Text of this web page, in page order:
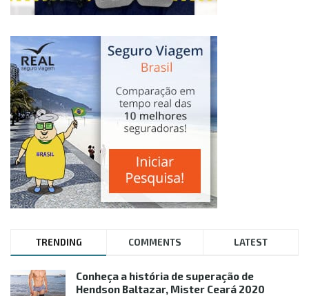
TRENDING COMMENTS LATEST
Conheça a história de superação de
Hendson Baltazar, Mister Ceará 2020